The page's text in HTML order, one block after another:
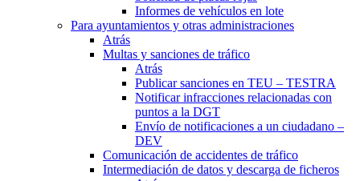
Informes de vehículos en lote
Para ayuntamientos y otras administraciones
Atrás
Multas y sanciones de tráfico
Atrás
Publicar sanciones en TEU – TESTRA
Notificar infracciones relacionadas con
puntos a la DGT
Envío de notificaciones a un ciudadano –
DEV
Comunicación de accidentes de tráfico
Intermediación de datos y descarga de ficheros